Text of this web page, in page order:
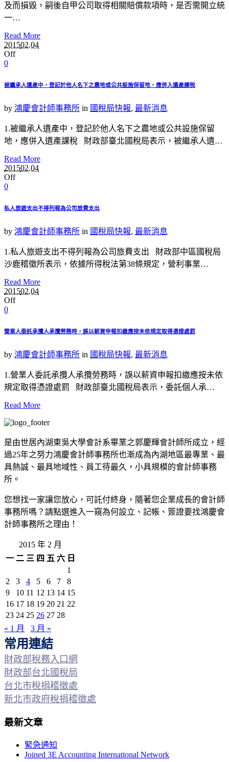
及而損毀，嗣後自甲公司取得相關賠償款項時，是否需開立統
一…
Read More
201502.04
Off
0
被繼承人遺產中，登記於他人名下之農地或公共設施保留地，應併入遺產課稅
by 鴻慶會計師事務所 in 國稅局快報, 最新消息
1.被繼承人遺產中，登記於他人名下之農地或公共設施保留
地，應併入遺產課稅 財政部臺北國稅局表示，被繼承人遺…
Read More
201502.04
Off
0
私人旅遊支出不得列報為公司旅費支出
by 鴻慶會計師事務所 in 國稅局快報, 最新消息
1.私人旅遊支出不得列報為公司旅費支出 財政部中區國稅局
沙鹿稽徵所表示，依據所得稅法第38條規定，營利事業…
Read More
201502.04
Off
0
營業人委託承攬人承攬勞務時，誤以薪資申報扣繳應按未依規定取得憑證處罰
by 鴻慶會計師事務所 in 國稅局快報, 最新消息
1.營業人委託承攬人承攬勞務時，誤以薪資申報扣繳應按未依
規定取得憑證處罰 財政部臺北國稅局表示，委託個人承…
Read More
是由世居內湖東吳大學會計系畢業之郭慶輝會計師所成立，經
過25年之努力鴻慶會計師事務所也漸成為內湖地區最專業、最
具熱誠、最具地域性、員工待最久，小具規模的會計師事務
所。
您想找一家讓您放心，可託付終身，隨著您企業成長的會計師
事務所嗎？請點選進入一窺為何設立、記帳、簽證要找鴻慶會
計師事務所之理由！
2015 年 2 月
一 二 三 四 五 六 日
1
2
3 4 5 6 7
8
9
10 11 12 13 14 15
16 17 18 19 20 21 22
23 24 25 26 27 28
« 1 月
3 月 »
常用連結
財政部稅務入口網
財政部台北國稅局
台北市稅捐稽徵處
新北市政府稅捐稽徵處
最新文章
緊急通知
Joined 3E Accounting International Network